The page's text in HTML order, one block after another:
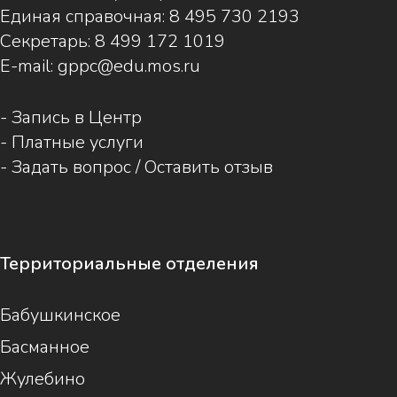
Единая справочная: 8 495 730 2193
Секретарь: 8 499 172 1019
E-mail: gppc@edu.mos.ru
- Запись в Центр
- Платные услуги
- Задать вопрос / Оставить отзыв
Территориальные отделения
Бабушкинское
Басманное
Жулебино